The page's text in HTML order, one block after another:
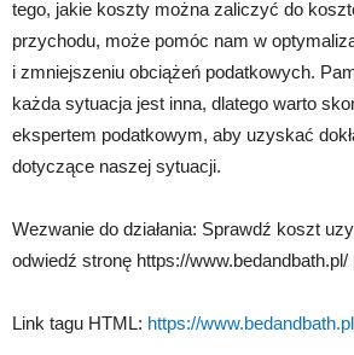
tego, jakie koszty można zaliczyć do
przychodu, może pomóc nam w
i zmniejszeniu obciążeń podatkowych.
każda sytuacja jest inna, dlatego warto
ekspertem podatkowym, aby uzyskać
dotyczące naszej sytuacji.
Wezwanie do działania: Sprawdź koszt
odwiedź stronę https://
Link tagu HTML: https://